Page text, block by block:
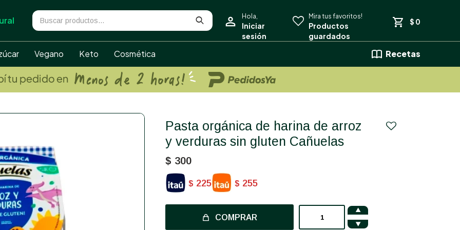
Vegano Keto Cosmética Recetas
$ 0
Pasta orgánica de harina de arroz
y verduras sin gluten Cañuelas
$ 300
$ 225 $ 255
COMPRAR

